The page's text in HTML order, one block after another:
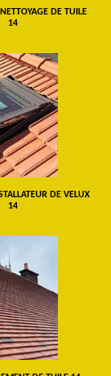
DE TUILE
14
DE VELUX
14